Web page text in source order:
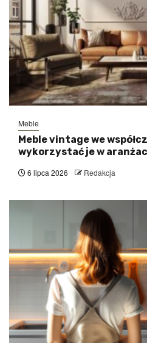
Meble
Meble vintage we
wykorzystać je w
6 lipca 2026 Redakcja